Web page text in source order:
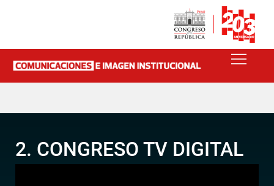
2. CONGRESO TV DIGITAL